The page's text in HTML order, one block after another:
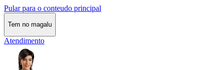
Pular para o conteudo principal
Tem no magalu
Atendimento